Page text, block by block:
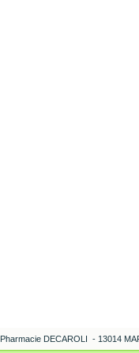
Pharmacie DECAROLI - 13014